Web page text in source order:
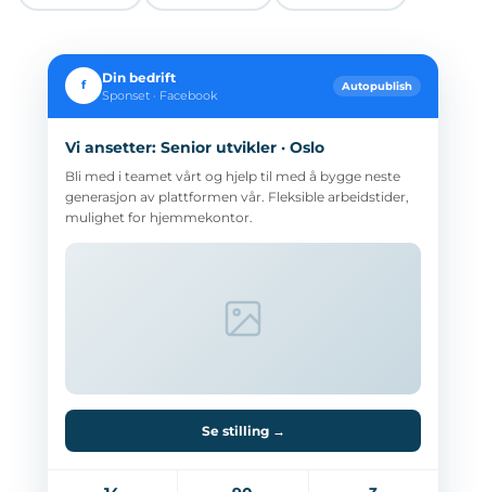
f Din bedrift
Sponset · Facebook
Autopublish
Vi ansetter: Senior utvikler · Oslo
Bli med i teamet vårt og hjelp til med å bygge neste
generasjon av plattformen vår. Fleksible arbeidstider,
mulighet for hjemmekontor.
Se stilling →